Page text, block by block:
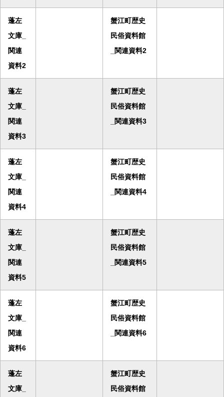
蓬左
文庫_
関連
資料2
蟹江町歴史
民俗資料館
_関連資料2
蓬左
文庫_
関連
資料3
蟹江町歴史
民俗資料館
_関連資料3
蓬左
文庫_
関連
資料4
蟹江町歴史
民俗資料館
_関連資料4
蓬左
文庫_
関連
資料5
蟹江町歴史
民俗資料館
_関連資料5
蓬左
文庫_
関連
資料6
蟹江町歴史
民俗資料館
_関連資料6
蓬左
文庫_
蟹江町歴史
民俗資料館